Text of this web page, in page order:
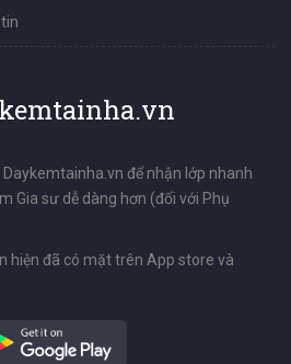
để nhận lớp nhanh
Gia sư dễ dàng hơn (đối với Phụ
hiện đã có mặt trên App store và